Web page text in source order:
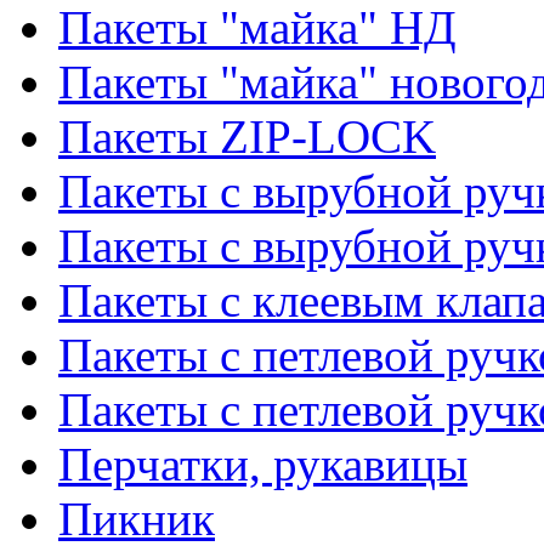
Пакеты "майка" НД
Пакеты "майка"
Пакеты ZIP-LOCK
Пакеты с вырубной
Пакеты с вырубной
Пакеты с клеевым
Пакеты с петлевой
Пакеты с петлевой
Перчатки, рукавицы
Пикник